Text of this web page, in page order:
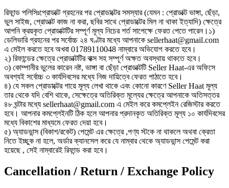
রিফান্ড পলিসিঃপ্রোডাক্ট গ্রহনের পর প্রোডাক্টের সমস্যার (যেমন : প্রোডাক্ট ভাঙ্গা, ছেঁড়া,
ভুল সাইজ, প্রোডাক্ট কাজ না করা, ছবির সাথে প্রোডাক্টের মিল না থাকা ইত্যাদি) ক্ষেত্রে
আপনি ক্রয়কৃত প্রোডাক্টটির সম্পূর্ণ মূল্য নিচের শর্ত সাপেক্ষে ফেরত পেতে পারেন।১)
ডেলিভারি গ্রহনের পর সর্বোচ্চ ২৪ ঘণ্টার মধ্যে আপনাকে sellerhaat@gmail.com
এ মেইল করতে হবে অখবা 01789110048 নাম্বারে অভিযোগ করতে হবে।
২) রিফান্ডের ক্ষেত্রে প্রোডাক্টটির বাক্স সহ সম্পূর্ণ অক্ষত অবস্থায় থাকতে হবে।
৩) কোম্পানীর ভুলের কারেন নষ্ট, ভাঙ্গা বা ছেঁড়া প্রোডাক্টটি Seller Haat-এর অফিসে
অবশ্যই সর্বোচ্চ ৩ কার্যদিবসের মধ্যে নিজ দায়িত্বে ফেরত পাঠাতে হবে।
৪) যে সকল প্রোডাক্টের গায়ে মূল্য লেখা থাকে এবং কোনো কারণে Seller Haat মূল্য
তার থেকে যদি বেশি থাকে, সেক্ষেত্রে অতিরিক্ত মূল্যের ক্ষেত্রে আপনাকে অতিসত্তর
৪৮ ঘন্টার মধ্যে sellerhaat@gmail.com এ মেইল করে কমপ্লেইন রেজিস্টার করতে
হবে। আপনার কমপ্লেইনটি ঠিক হলে আপনার প্রদানকৃত অতিরিক্ত মূল্য ১০ কার্যদিবসের
মধ্যে বিকাশের মাধ্যমে ফেরত দেয়া হবে।
৫) অ্যাডভান্স (বিকাশ/রকেট) পেমেন্ট এর ক্ষেত্রে ,পণ্য স্টকে না থাকলে অথবা ক্রেতা
নিতে ইচ্ছুক না হলে, অর্ডার ক্যানসেল করে যে নাম্বার থেকে অ্যাডভান্স পেমেন্ট করা
হয়েছে , সেই নাম্বারেই রিফান্ড করা হবে।
Cancellation / Return / Exchange Policy